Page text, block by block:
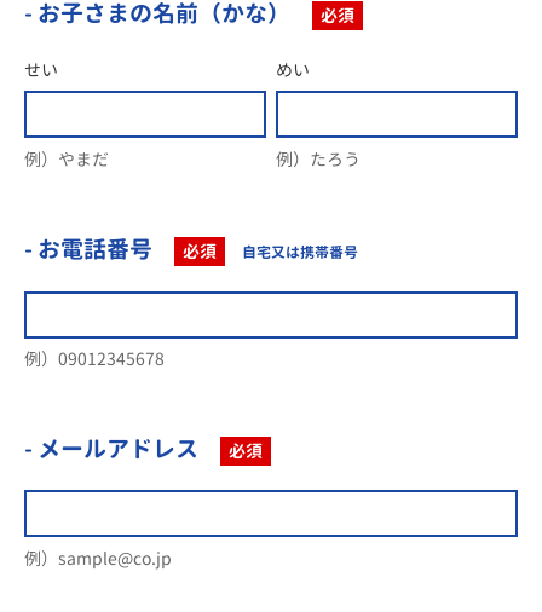
- お子さまの名前（かな） 必須
せい
例）やまだ
めい
例）たろう
- お電話番号 必須 自宅又は携帯番号
例）09012345678
- メールアドレス 必須
例）sample@co.jp